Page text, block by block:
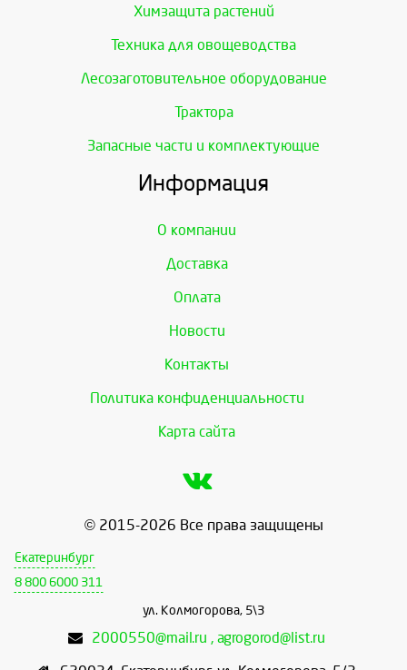
Химзащита растений
Техника для овощеводства
Лесозаготовительное оборудование
Трактора
Запасные части и комплектующие
Информация
О компании
Доставка
Оплата
Новости
Контакты
Политика конфиденциальности
Карта сайта
© 2015-2026 Все права защищены
Екатеринбург
8 800 6000 311
ул. Колмогорова, 5\3
2000550@mail.ru , agrogorod@list.ru